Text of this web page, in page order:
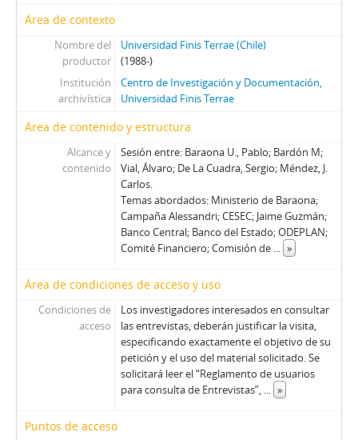
45 - Larroulet, Hernán
46 - Tapia, Daniel
47 - Fontaine, Juan Andrés
48 - Cáceres, Carlos (I)
49 - Garcés, Francisco
50 - Lamarca, Felipe
52 - Ballerino, Jorge
53 - Jorge Ballerino II
54 - Romero, Juan
55 - Fernández, Sergio
56 - Fernandez, Sergio II
57 - Madariaga, Mónica I
59 - Montero, Enrique I
60 - Montero, Enrique II
61 - Floody, Nilo
62 - Carrasco, Washington
63 - Canessa, Julio
64 - Canessa, Julio
66 - Pinochet, Augusto
Área de contexto
Nombre del
productor
Universidad Finis Terrae (Chile)
(1988-)
Institución
archivística
Centro de Investigación y Documentación,
Universidad Finis Terrae
Área de contenido y estructura
Alcance y
contenido
Sesión entre: Baraona U., Pablo; Bardón M;
Vial, Álvaro; De La Cuadra, Sergio; Méndez, J.
Carlos.
Temas abordados: Ministerio de Baraona;
Campaña Alessandri; CESEC; Jaime Guzmán;
Banco Central; Banco del Estado; ODEPLAN;
Comité Financiero; Comisión de ... »
Área de condiciones de acceso y uso
Condiciones de
acceso
Los investigadores interesados en consultar
las entrevistas, deberán justificar la visita,
especificando exactamente el objetivo de su
petición y el uso del material solicitado. Se
solicitará leer el “Reglamento de usuarios
para consulta de Entrevistas”, ... »
Puntos de acceso